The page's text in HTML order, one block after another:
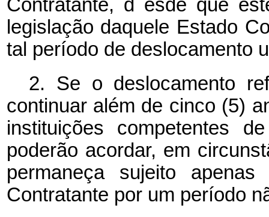
Contratante, d esde que
legislação daquele Estado
tal período de deslocamento
2. Se o deslocamento
continuar além de cinco (5)
instituições competentes
poderão acordar, em
permaneça sujeito
Contratante por um período